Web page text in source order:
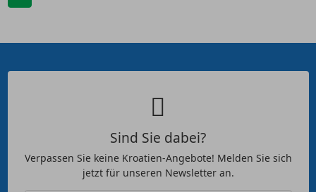
Sind Sie dabei?
Verpassen Sie keine Kroatien-Angebote! Melden Sie sich
jetzt für unseren Newsletter an.